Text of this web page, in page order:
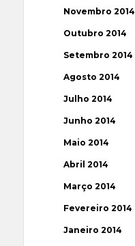
Novembro 2014
Outubro 2014
Setembro 2014
Agosto 2014
Julho 2014
Junho 2014
Maio 2014
Abril 2014
Março 2014
Fevereiro 2014
Janeiro 2014